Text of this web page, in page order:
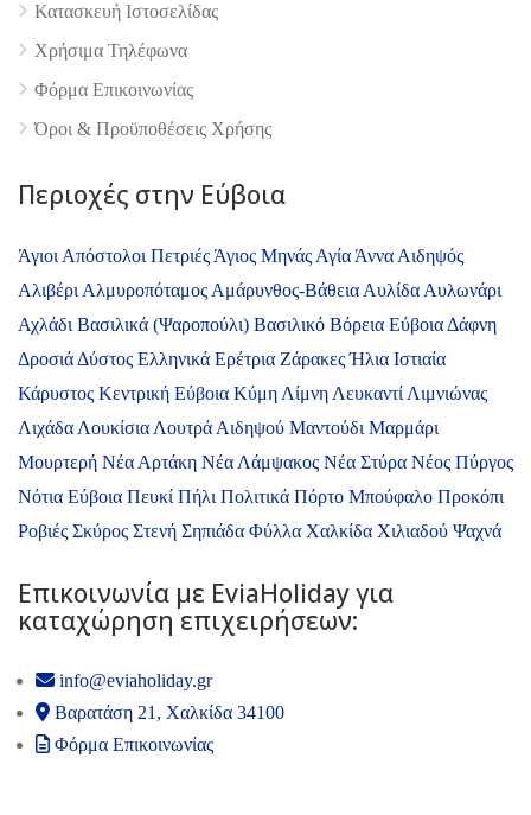
Κατασκευή Ιστοσελίδας
Χρήσιμα Τηλέφωνα
Φόρμα Επικοινωνίας
Όροι & Προϋποθέσεις Xρήσης
Περιοχές στην Εύβοια
Άγιοι Απόστολοι Πετριές Άγιος Μηνάς Αγία Άννα Αιδηψός
Αλιβέρι Αλμυροπόταμος Αμάρυνθος-Βάθεια Αυλίδα Αυλωνάρι
Αχλάδι Βασιλικά (Ψαροπούλι) Βασιλικό Βόρεια Εύβοια Δάφνη
Δροσιά Δύστος Ελληνικά Ερέτρια ΖάρακεςΉλια Ιστιαία
Κάρυστος Κεντρική Εύβοια Κύμη Λίμνη Λευκαντί Λιμνιώνας
Λιχάδα Λουκίσια Λουτρά Αιδηψού Μαντούδι Μαρμάρι
Μουρτερή Νέα Αρτάκη Νέα Λάμψακος Νέα Στύρα Νέος Πύργος
Νότια Εύβοια Πευκί Πήλι Πολιτικά Πόρτο Μπούφαλο Προκόπι
Ροβιές Σκύρος Στενή Σηπιάδα Φύλλα Χαλκίδα Χιλιαδού Ψαχνά
Επικοινωνία με ΕviaHoliday για
καταχώρηση επιχειρήσεων:
info@eviaholiday.gr
Βαρατάση 21, Χαλκίδα 34100
Φόρμα Επικοινωνίας